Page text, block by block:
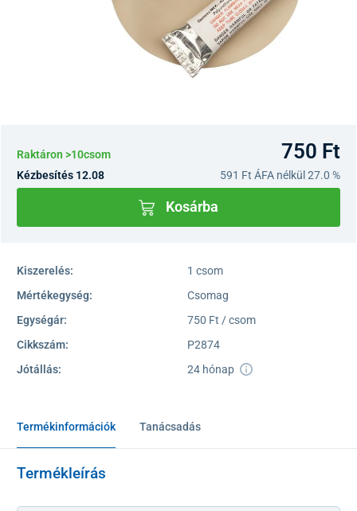
Raktáron >10csom 750 Ft
Kézbesítés 12.08 591 Ft ÁFA nélkül 27.0 %
Kosárba
Kiszerelés:
1 csom
Mértékegység:
Csomag
Egységár:
750 Ft / csom
Cikkszám:
P2874
Jótállás:
24 hónap
Termékinformációk Tanácsadás
Termékleírás